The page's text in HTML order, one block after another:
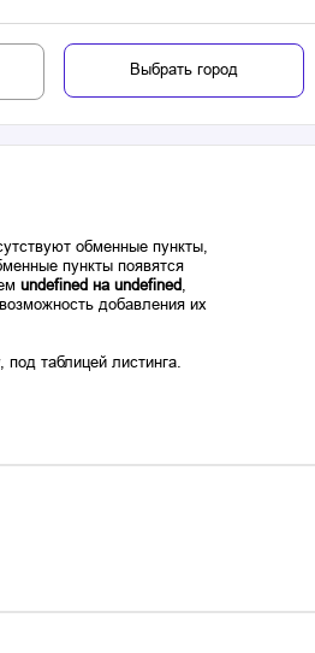
Выбрать город
обменные пункты,
пункты появятся
undefined на undefined,
добавления их
таблицей листинга.